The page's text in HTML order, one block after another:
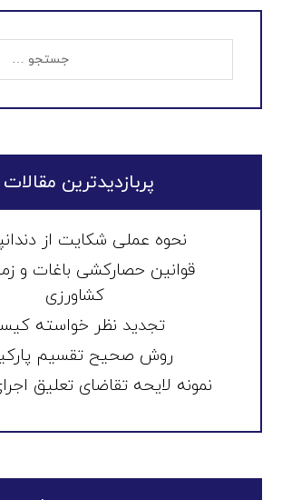
پربازدیدترین مقالات
نحوه عملی شکایت از
قوانین حصارکشی باغات و
کشاورزی
تجدید نظر خواسته
روش صحیح تقسیم
نمونه لایحه تقاضای تعلیق